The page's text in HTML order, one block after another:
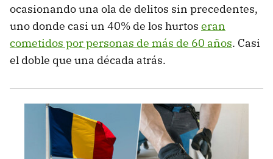
ocasionando una ola de delitos sin precedentes,
uno donde casi un 40% de los hurtos eran
cometidos por personas de más de 60 años. Casi
el doble que una década atrás.